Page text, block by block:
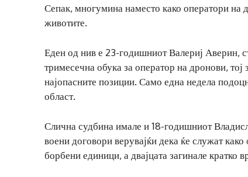
Сепак, многумина наместо како оператори на
животите.
Еден од нив е 23-годишниот Валериј Аверин,
тримесечна обука за оператор на дронови,
најопасните позиции. Само една недела
област.
Слична судбина имале и 18-годишниот
воени договори верувајќи дека ќе служат
борбени единици, а двајцата загинале кратко